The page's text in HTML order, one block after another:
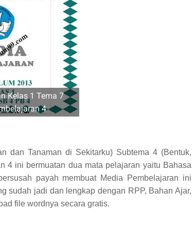
Kelas 1 Tema 7
4
dan Tanaman di Sekitarku) Subtema 4 (Bentuk,
4 ini bermuatan dua mata pelajaran yaitu Bahasa
payah membuat Media Pembelajaran ini
sudah jadi dan lengkap dengan RPP, Bahan Ajar,
file wordnya secara gratis.